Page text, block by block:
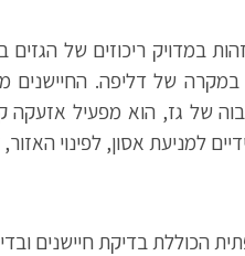
ריכוזים של הגזים
במקרה של דליפה.
של גז, הוא מפעיל
למניעת אסון, לפינוי
הכוללת בדיקת חיישנים